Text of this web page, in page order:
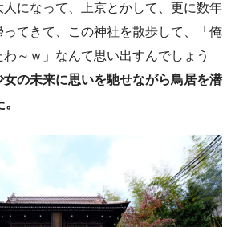
になって、上京とかして、更に数年
てきて、この神社を散歩して、「俺
～ｗ」なんて思い出すんでしょう
女の未来に思いを馳せながら鳥居を潜